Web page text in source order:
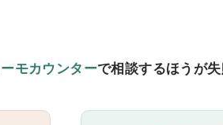
モカウンターで相談するほうが